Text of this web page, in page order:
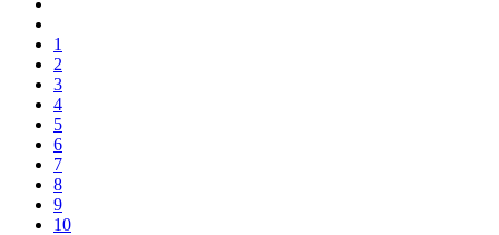
1
2
3
4
5
6
7
8
9
10